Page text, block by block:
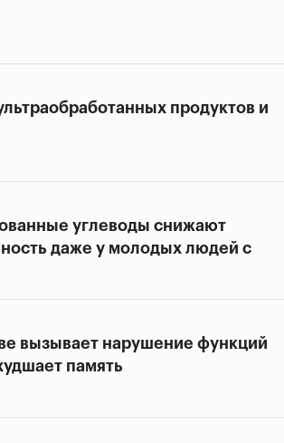
продуктов и
углеводы снижают
даже у молодых людей с
вызывает нарушение функций
память